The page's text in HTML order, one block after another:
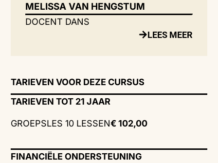
MELISSA VAN HENGSTUM
DOCENT DANS
LEES MEER
TARIEVEN VOOR DEZE CURSUS
TARIEVEN TOT 21 JAAR
GROEPSLES 10 LESSEN€ 102,00
FINANCIËLE ONDERSTEUNING